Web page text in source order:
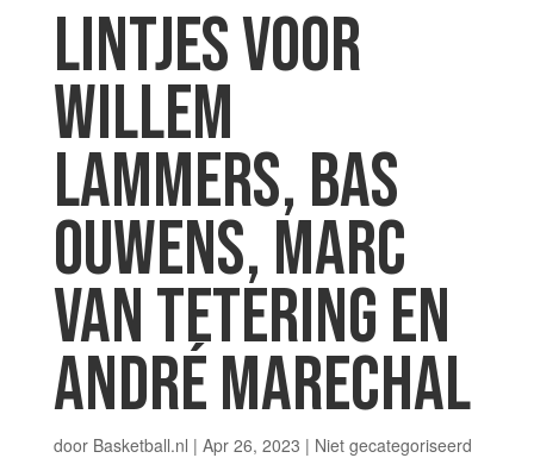
LINTJES VOOR
WILLEM
LAMMERS, BAS
OUWENS, MARC
VAN TETERING EN
ANDRÉ MARECHAL
door Basketball.nl | Apr 26, 2023 | Niet gecategoriseerd